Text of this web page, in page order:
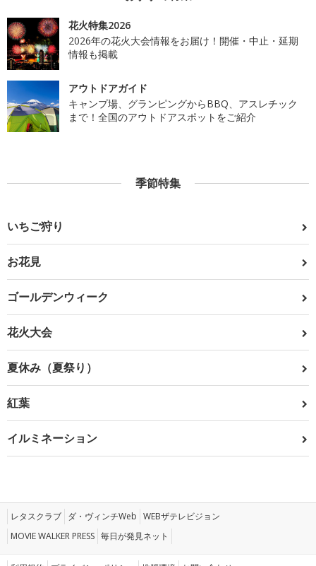
花火特集2026
2026年の花火大会情報をお届け！開催・中止・延期
情報も掲載
アウトドアガイド
キャンプ場、グランピングからBBQ、アスレチック
まで！全国のアウトドアスポットをご紹介
季節特集
いちご狩り
お花見
ゴールデンウィーク
花火大会
夏休み（夏祭り）
紅葉
イルミネーション
レタスクラブ ダ・ヴィンチWeb WEBザテレビジョン
MOVIE WALKER PRESS 毎日が発見ネット